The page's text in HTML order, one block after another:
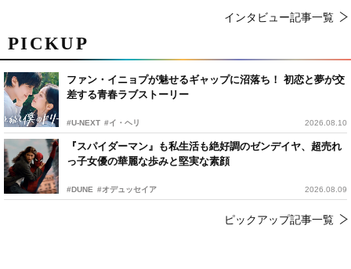
PICKUP
ファン・イニョプが魅せるギャップに沼落ち！ 初恋と夢が交
差する青春ラブストーリー
#U-NEXT #イ・ヘリ 2026.08.10
『スパイダーマン』も私生活も絶好調のゼンデイヤ、超売れ
っ子女優の華麗な歩みと堅実な素顔
#DUNE #オデュッセイア 2026.08.09
ピックアップ記事一覧
インタビュー記事一覧